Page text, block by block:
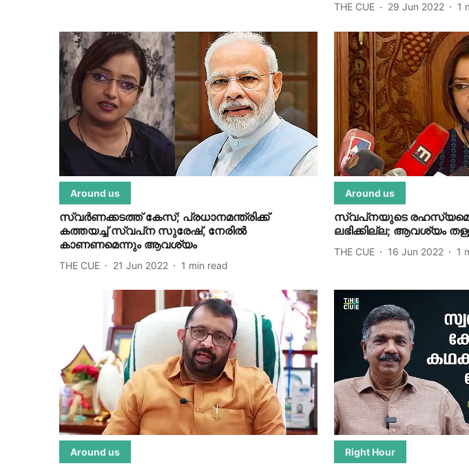
THE CUE 29 Jun 2022 1
Around us
സ്വര്‍ണക്കടത്ത് കേസ്; പ്രധാനമന്ത്രിക്ക്
കത്തയച്ച് സ്വപ്‌ന സുരേഷ്, നേരില്‍
കാണണമെന്നും ആവശ്യം
THE CUE 21 Jun 2022 1 min read
Around us
സ്വപ്‌നയുടെ
ലഭിക്കില്ല; ആവശ്യം
THE CUE 16 Jun 2022 1
Around us Right Hour